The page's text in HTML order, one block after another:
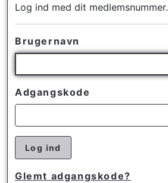
Log ind med dit medlemsnummer.
Brugernavn
Adgangskode
Log ind
Glemt adgangskode?